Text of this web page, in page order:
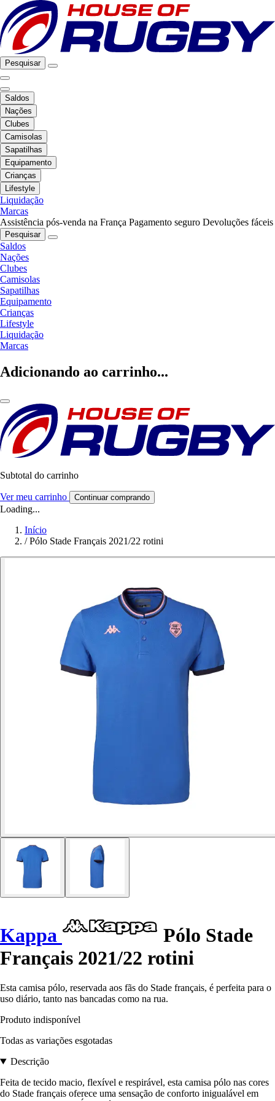
Pesquisar
Saldos
Nações
Clubes
Camisolas
Sapatilhas
Equipamento
Crianças
Lifestyle
Liquidação
Marcas
Assistência pós-venda na França Pagamento seguro Devoluções fáceis
Pesquisar
Saldos
Nações
Clubes
Camisolas
Sapatilhas
Equipamento
Crianças
Lifestyle
Liquidação
Marcas
Adicionando ao carrinho...
Subtotal do carrinho
Ver meu carrinho Continuar comprando
Loading...
Início
/ Pólo Stade Français 2021/22 rotini
Kappa
Pólo Stade
Français 2021/22 rotini
Esta camisa pólo, reservada aos fãs do Stade français, é perfeita para o
uso diário, tanto nas bancadas como na rua.
Produto indisponível
Todas as variações esgotadas
Descrição
Feita de tecido macio, flexível e respirável, esta camisa pólo nas cores
do Stade français oferece uma sensação de conforto inigualável em